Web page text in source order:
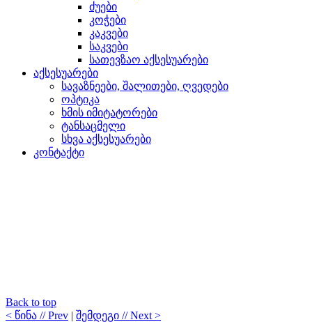
ძუები
კოჭები
კაკვები
საკვები
სათევზაო აქსესუარები
აქსესუარები
სავაზნეები, შალითები, ღვედები
ოპტიკა
ხმის იმიტატორები
ტანსაცმელი
სხვა აქსესუარები
კონტაქტი
Back to top
< წინა // Prev | შემდეგი // Next >